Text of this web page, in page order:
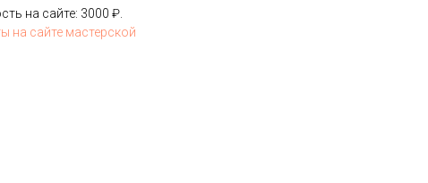
на сайте: 3000 ₽.
на сайте мастерской